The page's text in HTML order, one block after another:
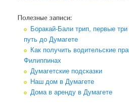
Полезные записи:
Боракай-Бали трип, первые
путь до Думагете
Как получить водительские
Филиппинах
Думагетские подсказки
Наш дом в Думагете
Дома в аренду в Думагете